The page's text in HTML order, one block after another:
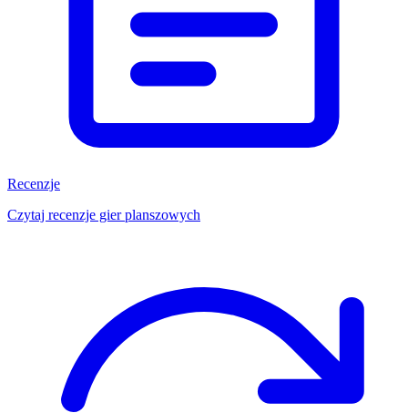
Recenzje
Czytaj recenzje gier planszowych